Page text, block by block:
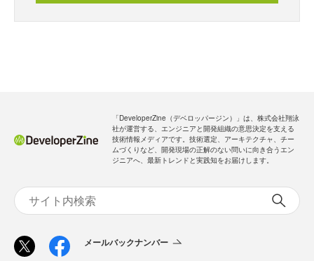
「DeveloperZine（デベロッパージン）」は、株式会社翔泳
社が運営する、エンジニアと開発組織の意思決定を支える
技術情報メディアです。技術選定、アーキテクチャ、チー
ムづくりなど、開発現場の正解のない問いに向き合うエン
ジニアへ、最新トレンドと実践知をお届けします。
メールバックナンバー